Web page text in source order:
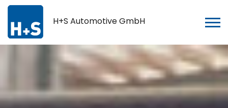
H+S Automotive GmbH